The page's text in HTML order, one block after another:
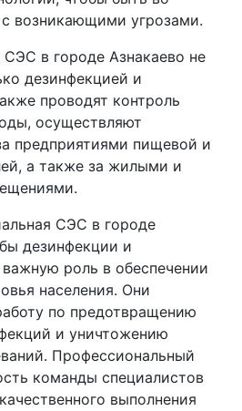
возникающими угрозами.
в городе Азнакаево не
дезинфекцией и
проводят контроль
осуществляют
предприятиями пищевой и
а также за жилыми и
СЭС в городе
дезинфекции и
роль в обеспечении
населения. Они
по предотвращению
и уничтожению
Профессиональный
команды специалистов
выполнения